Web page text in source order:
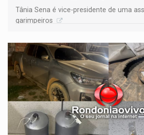
Tânia Sena é vice-presidente de uma
garimpeiros